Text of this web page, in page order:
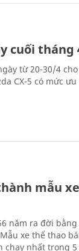
cuối tháng
từ 20-30/4 cho
CX-5 có mức
mẫu
năm ra đời
xe thể thao
chạy nhất trong